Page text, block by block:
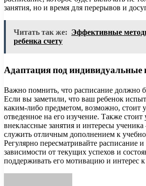
занятия, но и время для перерывов и
Читать так же: Эффективные
ребенка счету
Адаптация под
Важно помнить, что расписание должно
Если вы заметили, что ваш ребенок
каким-либо предметом, возможно, стоит
отведенное на его изучение. Также стоит
внеклассные занятия и интересы
служить отличным дополнением к
Регулярно пересматривайте расписание и
зависимости от текущих успехов и
поддерживать его мотивацию и интерес